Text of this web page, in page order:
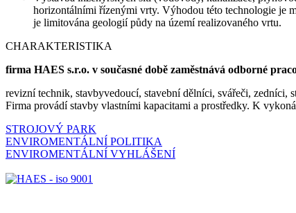
horizontálními řízenými vrty. Výhodou této technologie je
je limitována geologií půdy na území realizovaného vrtu.
CHARAKTERISTIKA
firma HAES s.r.o. v současné době zaměstnává odborné
revizní technik, stavbyvedoucí, stavební dělníci, svářeči, zedníci,
Firma provádí stavby vlastními kapacitami a prostředky. K
STROJOVÝ PARK
ENVIROMENTÁLNÍ POLITIKA
ENVIROMENTÁLNÍ VYHLÁŠENÍ